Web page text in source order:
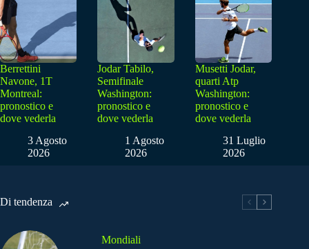
Berrettini
Navone, 1T
Montreal:
pronostico e
dove vederla
3 Agosto
2026
Jodar Tabilo,
Semifinale
Washington:
pronostico e
dove vederla
1 Agosto
2026
Musetti Jodar,
quarti Atp
Washington:
pronostico e
dove vederla
31 Luglio
2026
Di tendenza
Mondiali